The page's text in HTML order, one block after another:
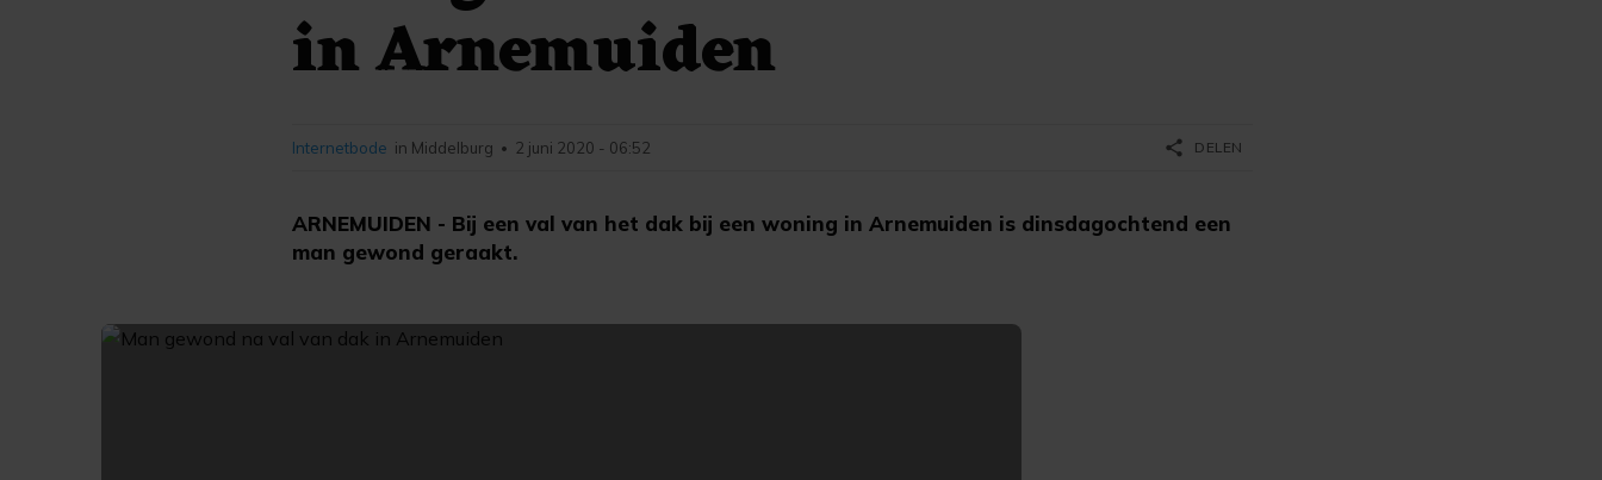
in Arnemuiden
ARNEMUIDEN - Bij een val van het dak bij een woning in Arnemuiden is dinsdagochtend een
man gewond geraakt.
Internetbode in Middelburg • 2 juni 2020 - 06:52 share DELEN